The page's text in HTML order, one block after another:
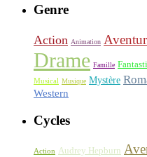
Genre
Action Animation
Drame Famille
Musical Musique Mystère
Western
Cycles
Action Audrey Hepburn